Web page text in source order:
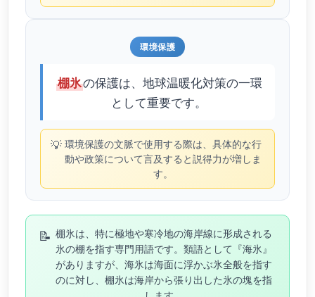
環境保護
棚氷の保護は、地球温暖化対策の一環
として重要です。
💡 環境保護の文脈で使用する際は、具体的な行
動や政策について言及すると説得力が増しま
す。
📝 棚氷は、特に極地や寒冷地の海岸線に形成される
氷の棚を指す専門用語です。類語として『海氷』
がありますが、海氷は海面に浮かぶ氷全般を指す
のに対し、棚氷は海岸から張り出した氷の塊を指